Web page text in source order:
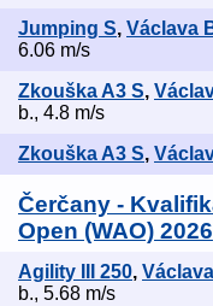
Jumping S, Václava
6.06 m/s
Zkouška A3 S,
b., 4.8 m/s
Zkouška A3 S,
Čerčany -
Open (WAO) 2026
Agility III 250,
b., 5.68 m/s